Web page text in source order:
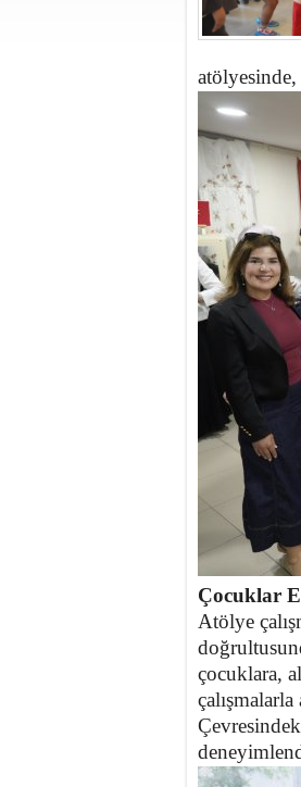
Çocuklar
​Atölye
çocuklara,